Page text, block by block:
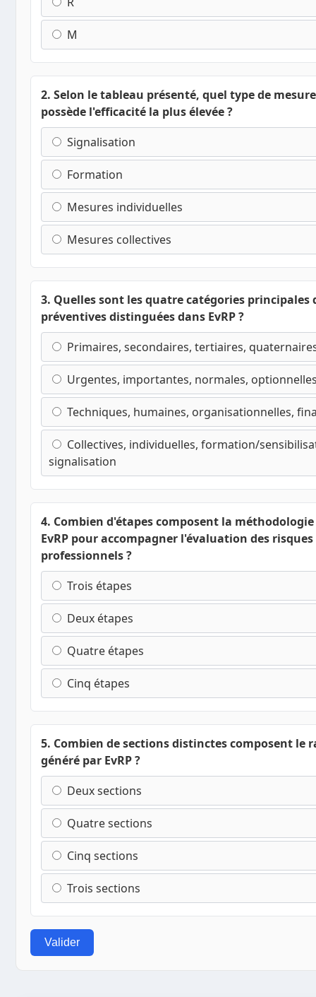
M
2. Selon le tableau présenté, quel type de
possède l'efficacité la plus élevée ?
Signalisation
Formation
Mesures individuelles
Mesures collectives
3. Quelles sont les quatre catégories principales
préventives distinguées dans EvRP ?
Primaires, secondaires, tertiaires,
Urgentes, importantes, normales,
Techniques, humaines, organisationnelles,
Collectives, individuelles, formation/
signalisation
4. Combien d'étapes composent la
EvRP pour accompagner l'évaluation des risques
professionnels ?
Trois étapes
Deux étapes
Quatre étapes
Cinq étapes
5. Combien de sections distinctes composent le
généré par EvRP ?
Deux sections
Quatre sections
Cinq sections
Trois sections
Valider